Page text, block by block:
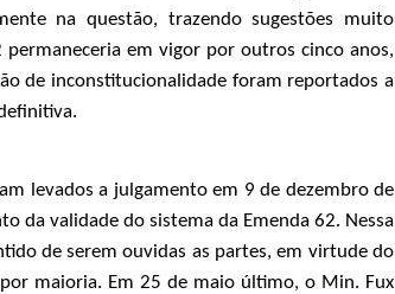
na questão, trazendo sugestões muito
em vigor por outros cinco anos,
de inconstitucionalidade foram reportados a
levados a julgamento em 9 de dezembro de
da validade do sistema da Emenda 62. Nessa
de serem ouvidas as partes, em virtude do
maioria. Em 25 de maio último, o Min. Fux